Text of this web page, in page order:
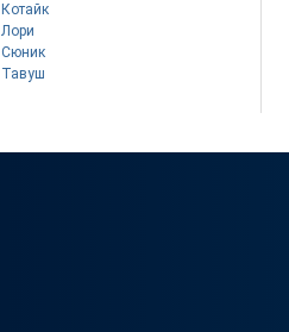
Котайк
Лори
Сюник
Тавуш